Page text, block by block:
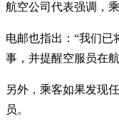
航空公司代表强调，
电邮也指出：“我们已
事，并提醒空服员在
另外，乘客如果发现
员。